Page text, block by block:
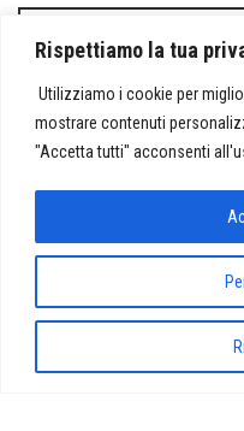
Rispettiamo la tua
Utilizziamo i cookie per
mostrare contenuti
"Accetta tutti" acconsenti
Salva il mio nome, email